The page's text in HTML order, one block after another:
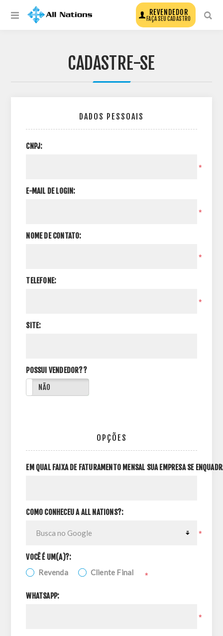
REVENDEDOR
FAÇA SEU CADASTRO
CADASTRE-SE
DADOS PESSOAIS
CNPJ:
*
E-MAIL DE LOGIN:
*
NOME DE CONTATO:
*
TELEFONE:
*
SITE:
POSSUI VENDEDOR??
NÃO
OPÇÕES
EM QUAL FAIXA DE FATURAMENTO MENSAL SUA EMPRESA SE
COMO CONHECEU A ALL NATIONS?:
*
VOCÊ É UM(A)?:
Revenda Cliente Final *
WHATSAPP:
*